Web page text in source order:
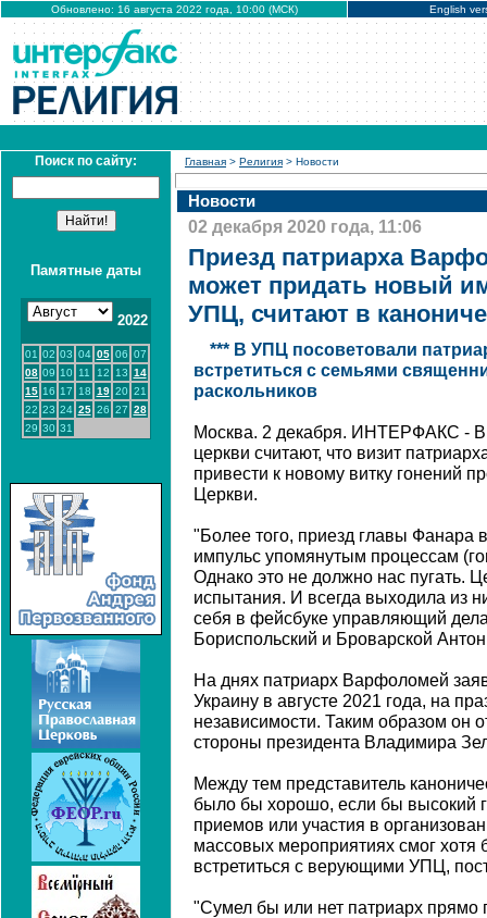
Обновлено: 16 августа 2022 года, 10:00 (МСК) English
Поиск по сайту:
Памятные даты
2022
01 02 03 04 05 06 07
08 09 10 11 12 13 14
15 16 17 18 19 20 21
22 23 24 25 26 27 28
29 30 31
Главная > Религия > Новости
Новости
02 декабря 2020 года, 11:06
Приезд патриарха
может придать новый
УПЦ, считают в
*** В УПЦ посоветовали
встретиться с семьями
раскольников
Москва. 2 декабря. ИНТЕРФАКС - В
церкви считают, что визит
привести к новому витку гонений
Церкви.
"Более того, приезд главы Фанара
импульс упомянутым процессам
Однако это не должно нас пугать.
испытания. И всегда выходила из
себя в фейсбуке управляющий
Бориспольский и Броварской
На днях патриарх Варфоломей
Украину в августе 2021 года, на
независимости. Таким образом он
стороны президента Владимира
Между тем представитель
было бы хорошо, если бы высокий
приемов или участия в
массовых мероприятиях смог хотя
встретиться с верующими УПЦ,
"Сумел бы или нет патриарх прямо